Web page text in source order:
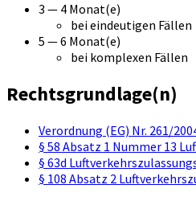
3 — 4 Monat(e)
bei eindeutigen Fällen
5 — 6 Monat(e)
bei komplexen Fällen
Rechtsgrundlage(n)
Verordnung (EG) Nr. 261/
§ 58 Absatz 1 Nummer 13
§ 63d
§ 108 Absatz 2